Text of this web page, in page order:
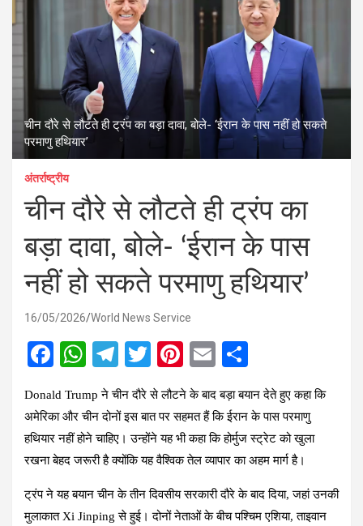
चीन दौरे से लौटते ही ट्रंप का बड़ा दावा, बोले- ‘ईरान के पास नहीं हो सकते
परमाणु हथियार’
अंतर्राष्ट्रीय
चीन दौरे से लौटते ही ट्रंप का
बड़ा दावा, बोले- ‘ईरान के पास
नहीं हो सकते परमाणु हथियार’
16/05/2026 World News Service
F
ce
b
o
o
k
W
at
s
A
p
p
T
el
e
gr
a
m
T
wi
tt
er
Pi
nt
er
es
t
E
ail ar
e
Donald Trump ने चीन दौरे से लौटने के बाद बड़ा बयान देते हुए कहा कि
अमेरिका और चीन दोनों इस बात पर सहमत हैं कि ईरान के पास परमाणु
हथियार नहीं होने चाहिए। उन्होंने यह भी कहा कि होर्मुज स्ट्रेट को खुला
रखना बेहद जरूरी है क्योंकि यह वैश्विक तेल व्यापार का अहम मार्ग है।
ट्रंप ने यह बयान चीन के तीन दिवसीय सरकारी दौरे के बाद दिया, जहां उनकी
मुलाकात Xi Jinping से हुई। दोनों नेताओं के बीच पश्चिम एशिया, ताइवान